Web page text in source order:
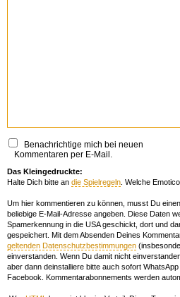
Benachrichtige mich bei neuen
Kommentaren per E-Mail.
Das Kleingedruckte:
Halte Dich bitte an die Spielregeln . Welche
Um hier kommentieren zu können, musst Du
beliebige E-Mail-Adresse angeben. Diese Daten
Spamerkennung in die USA geschickt, dort und
gespeichert. Mit dem Absenden Deines
geltenden Datenschutzbestimmungen
einverstanden. Wenn Du damit nicht
aber dann deinstalliere bitte auch sofort
Facebook. Kommentarabonnements werden